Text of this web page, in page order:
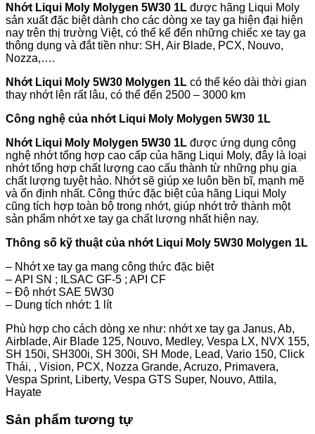
Nhớt Liqui Moly Molygen 5W30 1L được hãng Liqui Moly
sản xuất đặc biệt dành cho các dòng xe tay ga hiện đại hiện
nay trên thị trường Việt, có thể kể đến những chiếc xe tay ga
thông dụng và đắt tiền như: SH, Air Blade, PCX, Nouvo,
Nozza,….
Nhớt Liqui Moly 5W30 Molygen 1L có thể kéo dài thời gian
thay nhớt lên rất lâu, có thể đến 2500 – 3000 km
Công nghệ của nhớt Liqui Moly Molygen 5W30 1L
Nhớt Liqui Moly Molygen 5W30 1L được ứng dụng công
nghệ nhớt tổng hợp cao cấp của hãng Liqui Moly, đây là loại
nhớt tổng hợp chất lượng cao cấu thành từ những phụ gia
chất lượng tuyệt hảo. Nhớt sẽ giúp xe luôn bền bĩ, mạnh mẽ
và ổn định nhất. Công thức đặc biệt của hãng Liqui Moly
cũng tích hợp toàn bộ trong nhớt, giúp nhớt trở thành một
sản phẩm nhớt xe tay ga chất lượng nhất hiện nay.
Thông số kỹ thuật của nhớt Liqui Moly 5W30 Molygen 1L
– Nhớt xe tay ga mang công thức đặc biệt
– API SN ; ILSAC GF-5 ; API CF
– Độ nhớt SAE 5W30
– Dung tích nhớt: 1 lít
Phù hợp cho cách dòng xe như: nhớt xe tay ga Janus, Ab,
Airblade, Air Blade 125, Nouvo, Medley, Vespa LX, NVX 155,
SH 150i, SH300i, SH 300i, SH Mode, Lead, Vario 150, Click
Thái, , Vision, PCX, Nozza Grande, Acruzo, Primavera,
Vespa Sprint, Liberty, Vespa GTS Super, Nouvo, Attila,
Hayate
Sản phẩm tương tự